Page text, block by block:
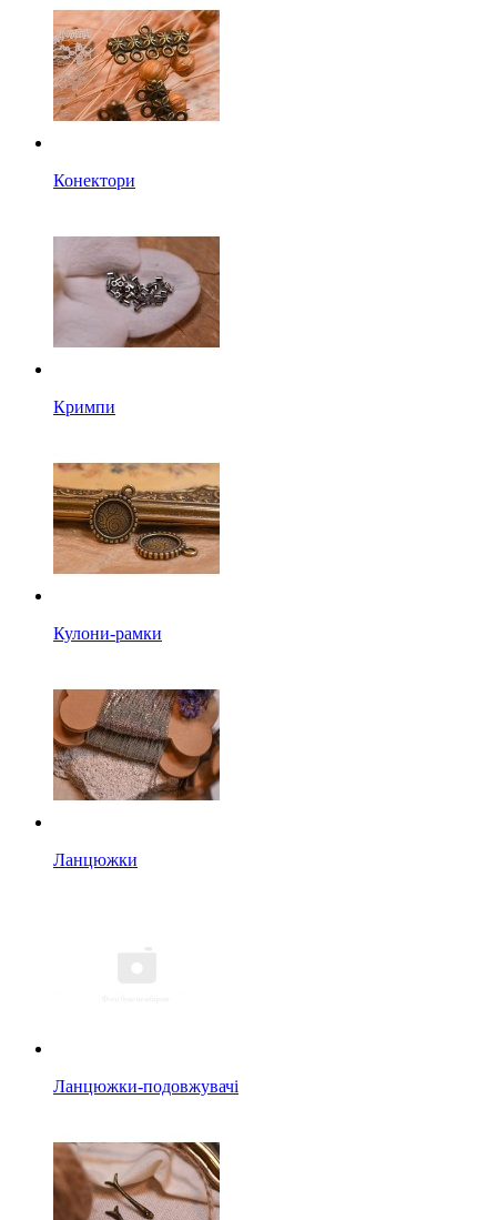
Конектори
Кримпи
Кулони-рамки
Ланцюжки
Ланцюжки-подовжувачі